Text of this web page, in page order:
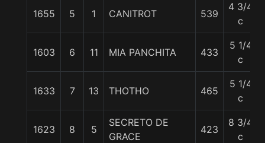
1655 5 1 CANITROT 539
4 3/4
c
1603 6 11 MIA PANCHITA 433
5 1/4
c
1633 7 13 THOTHO 465
5 1/4
c
1623 8 5
SECRETO DE
GRACE
423
8 3/4
c